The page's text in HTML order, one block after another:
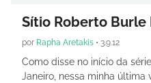
Sítio Roberto Burle
por Rapha Aretakis • 3.9.12
Como disse no início da
Janeiro, nessa minha